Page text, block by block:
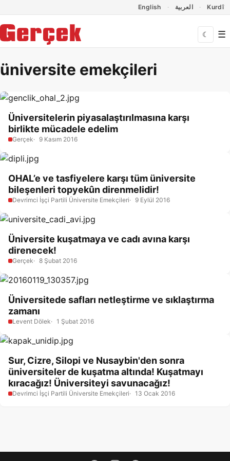
English العربية Kurdî
☾ ☰
üniversite emekçileri
Üniversitelerin piyasalaştırılmasına karşı
birlikte mücadele edelim
Gerçek 9 Kasım 2016
OHAL’e ve tasfiyelere karşı tüm üniversite
bileşenleri topyekûn direnmelidir!
Devrimci İşçi Partili Üniversite Emekçileri 9 Eylül 2016
Üniversite kuşatmaya ve cadı avına karşı
direnecek!
Gerçek 8 Şubat 2016
Üniversitede safları netleştirme ve sıklaştırma
zamanı
Levent Dölek 1 Şubat 2016
Sur, Cizre, Silopi ve Nusaybin'den sonra
üniversiteler de kuşatma altında! Kuşatmayı
kıracağız! Üniversiteyi savunacağız!
Devrimci İşçi Partili Üniversite Emekçileri 13 Ocak 2016